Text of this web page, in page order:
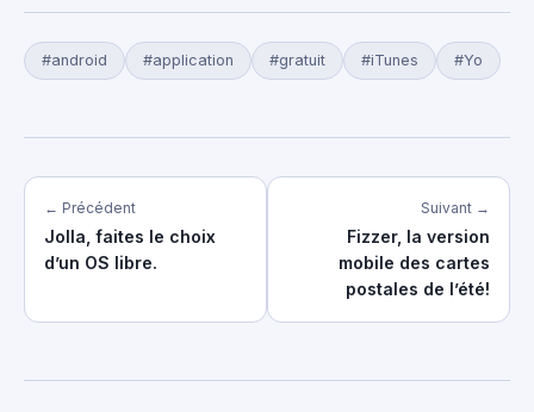
#android #application #gratuit #iTunes #Yo
← Précédent
Jolla, faites le choix
d’un OS libre.
Suivant →
Fizzer, la version
mobile des cartes
postales de l’été!